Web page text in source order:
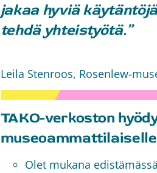
jakaa hyviä
tehdä yhteistyötä.”
Leila Stenroos, Rosenlew-
TAKO-verkoston
Olet mukana